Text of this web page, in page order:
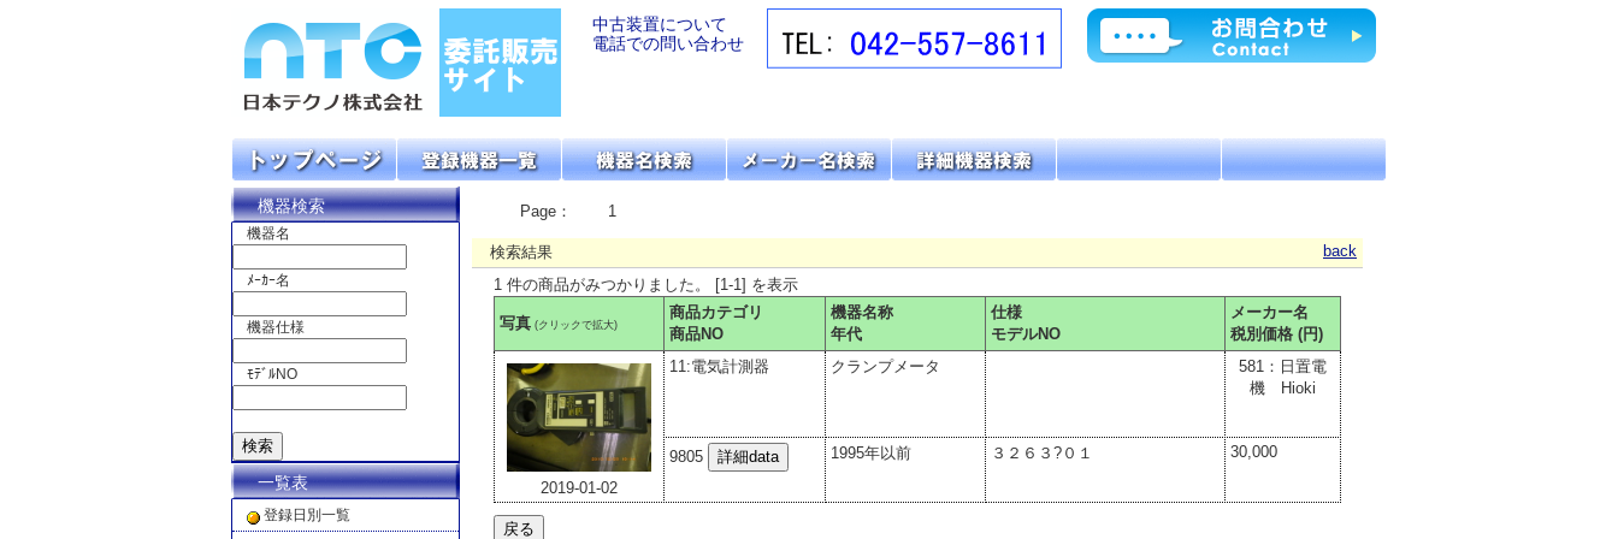
中古装置について
電話での問い合わせ
機器検索
機器名
ﾒｰｶｰ名
機器仕様
ﾓﾃﾞﾙNO
一覧表
登録日別一覧
Page： 1
back
検索結果
1 件の商品がみつかりました。 [1-1] を表示
写真 (クリックで拡大)
商品カテゴリ
商品NO
機器名称
年代
仕様
モデルNO
メーカー名
税別価格 (円)
2019-01-02
11:電気計測器 クランプメータ
581：日置電
機 Hioki
9805 1995年以前 ３２６３?０１ 30,000